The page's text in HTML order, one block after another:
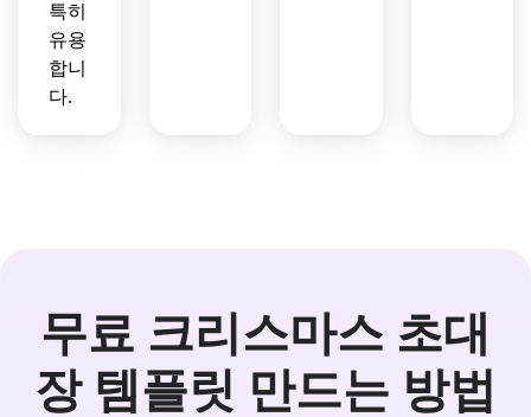
특히
유용
합니
다.
무료 크리스마스 초대
장 템플릿 만드는 방법